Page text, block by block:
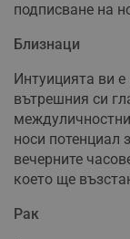
подписване на
Близнаци
Интуицията ви
вътрешния си
носи потенциал
вечерните
което ще
Рак